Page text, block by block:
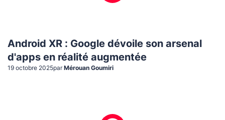
Android XR : Google dévoile son arsenal
d'apps en réalité augmentée
19 octobre 2025par Mérouan Goumiri